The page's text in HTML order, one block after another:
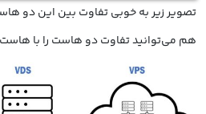
تصویر زیر به خوبی تفاوت بین این دو
هم می‌توانید تفاوت دو هاست را با هاست